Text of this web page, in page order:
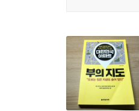
매기는 척도가
집도 여느 물건
다른 점이 있다
일률적으로 오르
저자가 제시하는 ‘